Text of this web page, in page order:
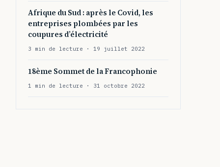
Afrique du Sud : après le Covid, les
entreprises plombées par les
coupures d’électricité
3 min de lecture · 19 juillet 2022
18ème Sommet de la Francophonie
1 min de lecture · 31 octobre 2022